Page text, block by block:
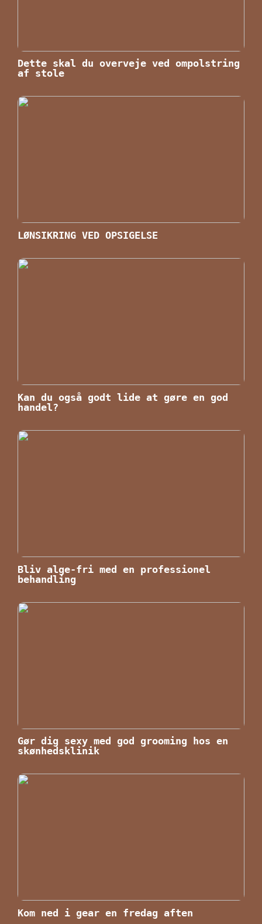
Dette skal du overveje ved ompolstring
af stole
LØNSIKRING VED OPSIGELSE
Kan du også godt lide at gøre en god
handel?
Bliv alge-fri med en professionel
behandling
Gør dig sexy med god grooming hos en
skønhedsklinik
Kom ned i gear en fredag aften